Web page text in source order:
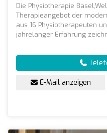
Die Physiotherapie
Therapieangebot der
aus 16 Physiotherapeuten
jahrelanger Erfahrung
E-Mail anzeigen